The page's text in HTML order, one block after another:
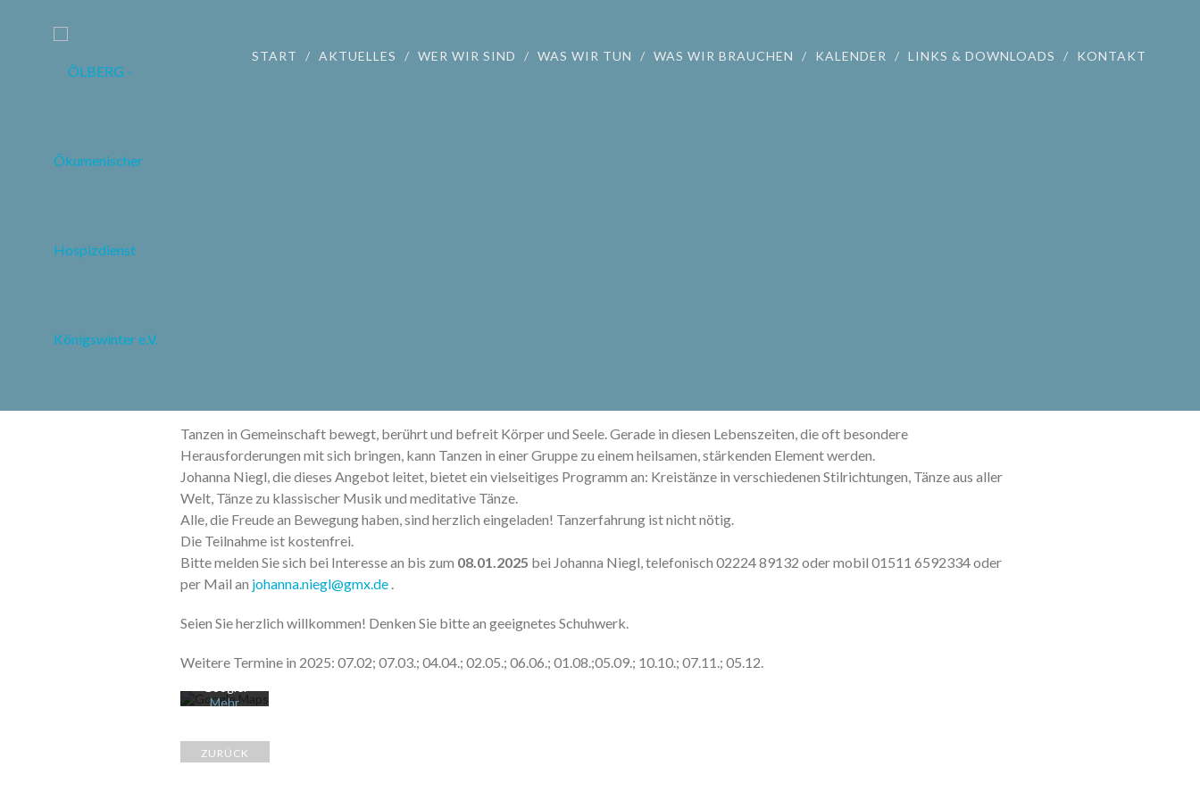
START AKTUELLES WER WIR SIND WAS WIR TUN WAS WIR BRAUCHEN KALENDER LINKS & DOWNLOADS KONTAKT
Tanzen in Gemeinschaft bewegt, berührt und befreit Körper und Seele. Gerade in diesen Lebenszeiten, die oft besondere
Herausforderungen mit sich bringen, kann Tanzen in einer Gruppe zu einem heilsamen, stärkenden Element werden.
Johanna Niegl, die dieses Angebot leitet, bietet ein vielseitiges Programm an: Kreistänze in verschiedenen Stilrichtungen, Tänze aus aller
Welt, Tänze zu klassischer Musik und meditative Tänze.
Alle, die Freude an Bewegung haben, sind herzlich eingeladen! Tanzerfahrung ist nicht nötig.
Die Teilnahme ist kostenfrei.
Bitte melden Sie sich bei Interesse an bis zum 08.01.2025 bei Johanna Niegl, telefonisch 02224 89132 oder mobil 01511 6592334 oder
per Mail an johanna.niegl@gmx.de .
Seien Sie herzlich willkommen! Denken Sie bitte an geeignetes Schuhwerk.
Weitere Termine in 2025: 07.02; 07.03.; 04.04.; 02.05.; 06.06.; 01.08.;05.09.; 10.10.; 07.11.; 05.12.
Mit dem
Laden der
n Sie die
tzerklärung
von
Mehr
Karte
laden
ZURÜCK